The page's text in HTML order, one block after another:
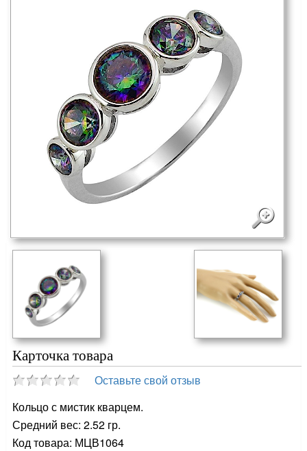
Карточка товара
Оставьте свой отзыв
Кольцо с мистик кварцем.
Средний вес: 2.52 гр.
Код товара: МЦВ1064